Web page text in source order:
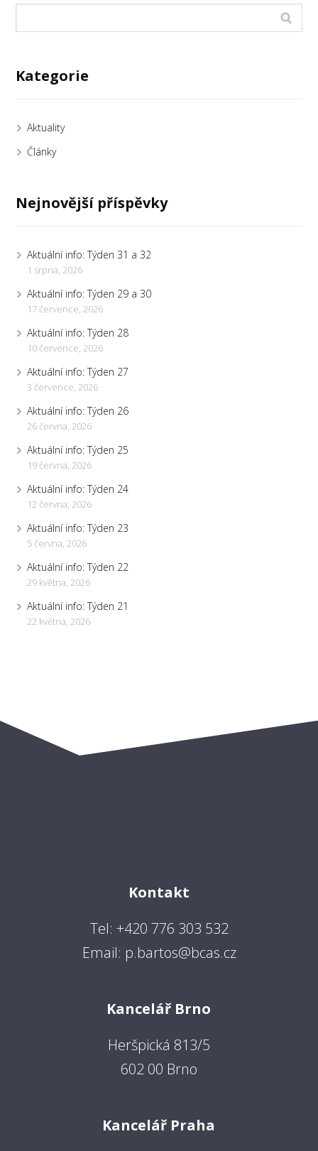
Kategorie
Aktuality
Články
Nejnovější příspěvky
Aktuální info: Týden 31 a 32
1 srpna, 2026
Aktuální info: Týden 29 a 30
17 července, 2026
Aktuální info: Týden 28
10 července, 2026
Aktuální info: Týden 27
3 července, 2026
Aktuální info: Týden 26
26 června, 2026
Aktuální info: Týden 25
19 června, 2026
Aktuální info: Týden 24
12 června, 2026
Aktuální info: Týden 23
5 června, 2026
Aktuální info: Týden 22
29 května, 2026
Aktuální info: Týden 21
22 května, 2026
Kontakt
Tel: +420 776 303 532
Email: p.bartos@bcas.cz
Kancelář Brno
Heršpická 813/5
602 00 Brno
Kancelář Praha